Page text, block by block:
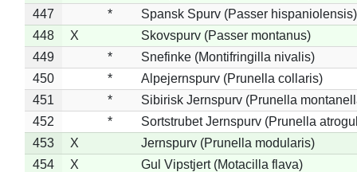
447
*
Spansk Spurv (Passer hispaniolensis)
448
X
Skovspurv (Passer montanus)
449
*
Snefinke (Montifringilla nivalis)
450
*
Alpejernspurv (Prunella collaris)
451
*
Sibirisk Jernspurv (Prunella
452
*
Sortstrubet Jernspurv (Prunella
453
X
Jernspurv (Prunella modularis)
454
X
Gul Vipstjert (Motacilla flava)